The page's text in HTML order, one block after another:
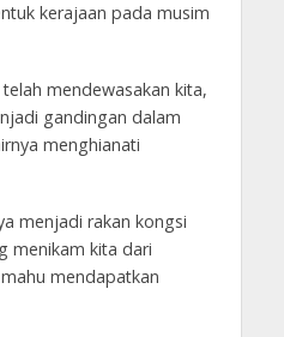
kerajaan pada musim
mendewasakan kita,
gandingan dalam
menghianati
menjadi rakan kongsi
menikam kita dari
mendapatkan